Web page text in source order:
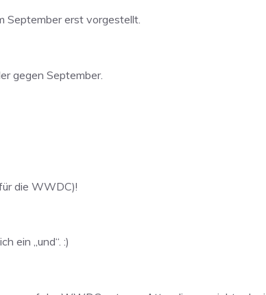
September erst vorgestellt.
gegen September.
die WWDC)!
ein „und“. :)